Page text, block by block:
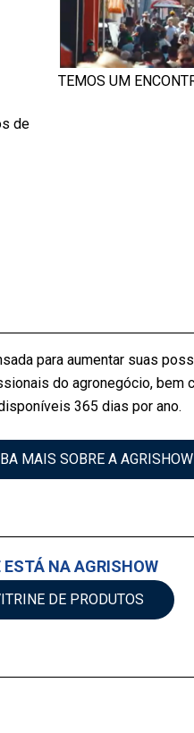
de
TEMOS UM
para aumentar suas
do agronegócio, bem
365 dias por ano.
MAIS SOBRE A
ESTÁ NA AGRISHOW
DE PRODUTOS